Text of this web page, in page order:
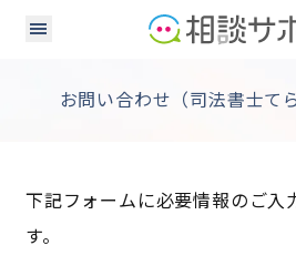
お問い合わせ（司法書士て
下記フォームに必要情報のご入
す。